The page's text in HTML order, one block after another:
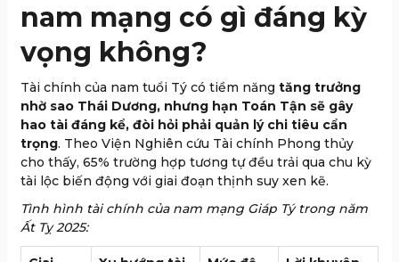
nam mạng có gì đáng kỳ
vọng không?
Tài chính của nam tuổi Tý có tiềm năng tăng trưởng
nhờ sao Thái Dương, nhưng hạn Toán Tận sẽ gây
hao tài đáng kể, đòi hỏi phải quản lý chi tiêu cẩn
trọng. Theo Viện Nghiên cứu Tài chính Phong thủy
cho thấy, 65% trường hợp tương tự đều trải qua chu kỳ
tài lộc biến động với giai đoạn thịnh suy xen kẽ.
Tình hình tài chính của nam mạng Giáp Tý trong năm
Ất Tỵ 2025: